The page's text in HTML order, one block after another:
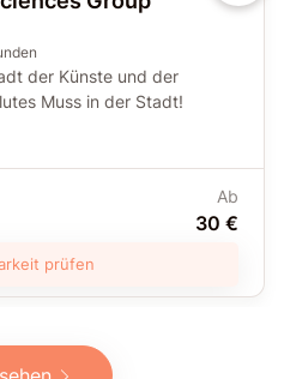
der Künste und der
Muss in der Stadt!
Ab
30 €
prüfen